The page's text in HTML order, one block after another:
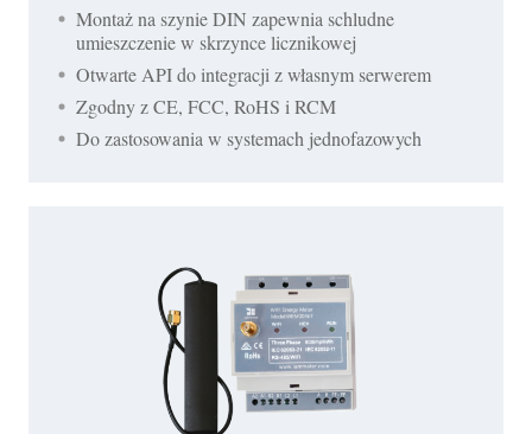
Montaż na szynie DIN zapewnia schludne
umieszczenie w skrzynce licznikowej
Otwarte API do integracji z własnym serwerem
Zgodny z CE, FCC, RoHS i RCM
Do zastosowania w systemach jednofazowych